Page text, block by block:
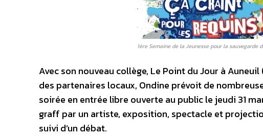
1ère Semaine de la Jeunesse pour la sauvegarde
Avec son nouveau collège, Le Point du Jour à
des partenaires locaux, Ondine prévoit de
soirée en entrée libre ouverte au public le jeudi 31
graff par un artiste, exposition, spectacle et
suivi d’un débat.